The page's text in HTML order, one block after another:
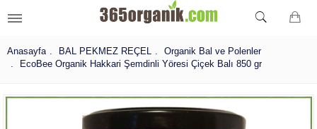
Anasayfa BAL PEKMEZ REÇEL
Organik Bal ve Polenler
EcoBee Organik Hakkari Şemdinli Yöresi Çiçek Balı 850 gr